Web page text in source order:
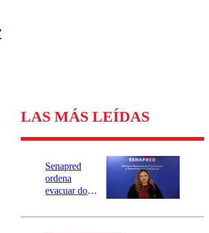
LAS MÁS LEÍDAS
Senapred
ordena
evacuar dos
Carahue por